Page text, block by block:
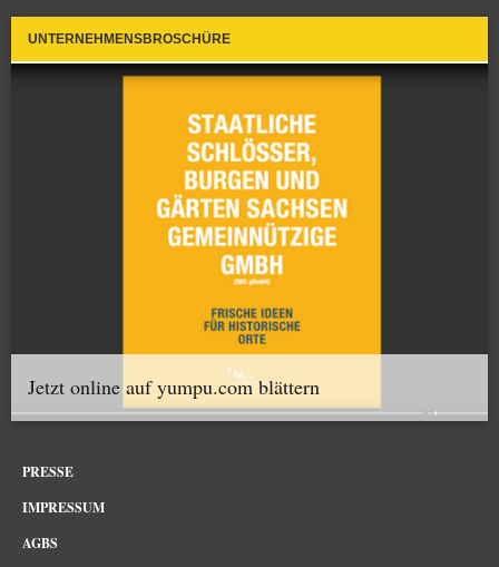
UNTERNEHMENSBROSCHÜRE
Jetzt online auf yumpu.com blättern
PRESSE
IMPRESSUM
AGBS